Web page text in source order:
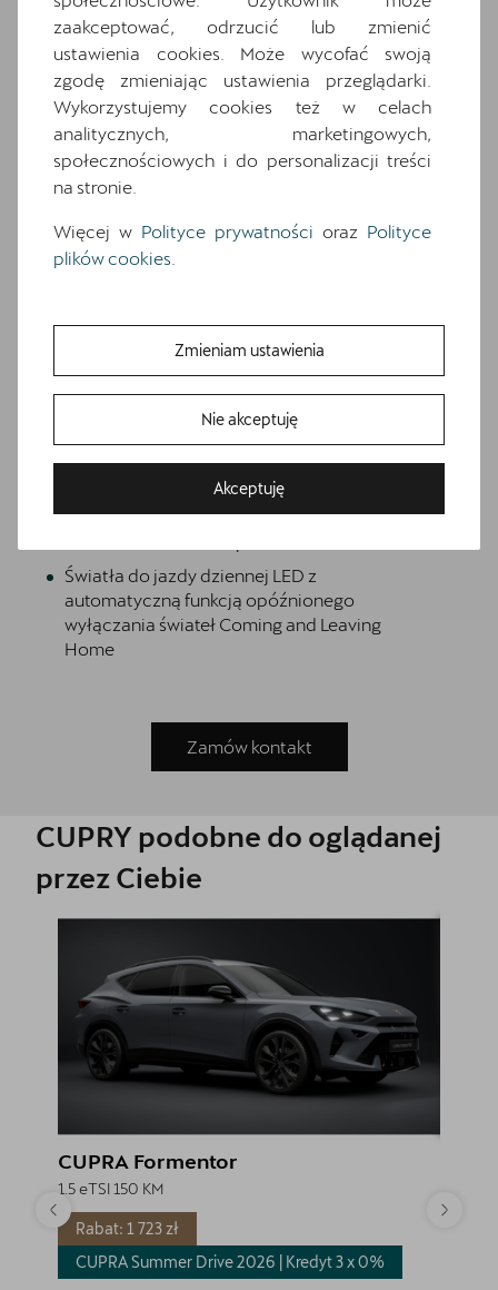
Przetestuj model z wybranym silnikiem i skrzynią biegów
OTOMOTO
Sprawdź najkorzystniejsze oferty
Media System Plus: 12.9-calowy kolorowy
ekran dotykowy
Osłony przeciwsłoneczne kierowcy i
pasażera z zamykanymi i podświetlanymi
lusterkami
Oświetlenie powitalne LED w lusterkach
bocznych
Relingi dachowe w kolorze lśniącej czerni
Schowek z funkcją bezprzewodowego
System Front Cross traffic assist
System rozpoznawania zmęczenia
Wnętrze CUPRA z elementami
dekoracyjnymi deski rozdzielczej w kolorze
ciemnego aluminium i miedzi
Zaczepy Isofix/i-Size i Top Tether na zewn.
miejscach tylnej kanapy oraz zaczep
Światła do jazdy dziennej LED z
automatyczną funkcją opóźnionego
wyłączania świateł Coming and Leaving
Home
Zamów kontakt
CUPRY podobne do oglądanej
przez Ciebie
CUPRA Formentor
1.5 eTSI 150 KM
Rabat: 1 723 zł
CUPRA Summer Drive 2026 | Kredyt 3 x0%
zaakceptować, odrzucić lub zmienić
ustawienia cookies. Może wycofać swoją
zgodę zmieniając ustawienia przeglądarki.
Wykorzystujemy cookies też w celach
analitycznych, marketingowych,
społecznościowych i do personalizacji treści
na stronie.
Więcej w Polityce prywatności oraz Polityce
plików cookies
Zmieniam ustawienia
Nie akceptuję
Akceptuję